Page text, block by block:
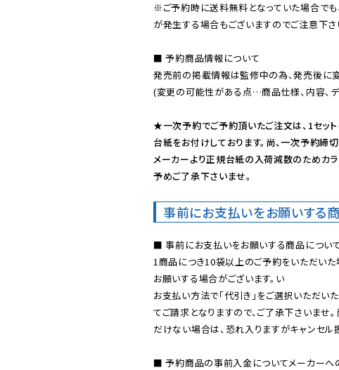
※ご予約時に送料無料となっていた場合で
が発生する場合もございますのでご注意下さ
■ 予約商品情報について
発売前の掲載情報は監修中の為、発売後に
(変更の可能性がある点…商品仕様、内容、
★一次予約でご予約頂いたご注文は、1セッ
台紙をお付けしております。尚、一次予約締
メーカーより正規台紙の入荷減数のためカラ
予めご了承下さいませ。
事前にお支払いをお願いする
■ 事前にお支払いをお願いする商品につい
1商品につき10袋以上のご予約をいただい
お願いする場合がございます。い
お支払い方法で「代引き」をご選択いただい
てご請求となりますので、ご了承下さいませ
だけない場合は、恐れ入りますがキャンセル
■ 予約商品の事前入金についてメーカーへ